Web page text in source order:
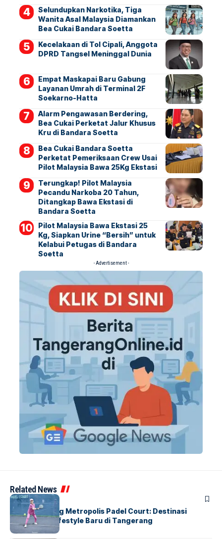
Selundupkan Narkotika, Tiga
Wanita Asal Malaysia Diamankan
Bea Cukai Bandara Soetta
Kecelakaan di Tol Cipali, Anggota
DPRD Tangsel Meninggal Dunia
Empat Maskapai Baru Gabung
Layanan Umrah di Terminal 2F
Soekarno-Hatta
Alarm Pengawasan Berdering,
Bea Cukai Perketat Jalur Khusus
Kru di Bandara Soetta
Bea Cukai Bandara Soetta
Perketat Pemeriksaan Crew Usai
Pilot Malaysia Bawa 25Kg Ekstasi
Terungkap! Pilot Malaysia
Pecandu Narkoba 20 Tahun,
Ditangkap Bawa Ekstasi di
Bandara Soetta
Pilot Malaysia Bawa Ekstasi 25
Kg, Siapkan Urine “Bersih” untuk
Kelabui Petugas di Bandara
Soetta
- Advertisement -
Related News
BERITAHOME
Grand Opening Metropolis Padel Court: Destinasi
Olahraga & Lifestyle Baru di Tangerang